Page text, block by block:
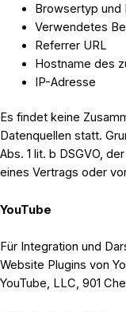
Browsertyp und
Verwendetes
Referrer URL
Hostname des
IP-Adresse
Es findet keine
Datenquellen statt.
Abs. 1 lit. b DSGVO,
eines Vertrags oder
YouTube
Für Integration und
Website Plugins von
YouTube, LLC, 901